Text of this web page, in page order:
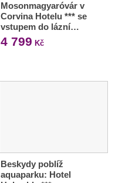
Mosonmagyaróvár v
Corvina Hotelu *** se
vstupem do lázní…
4 799 Kč
Beskydy poblíž
aquaparku: Hotel